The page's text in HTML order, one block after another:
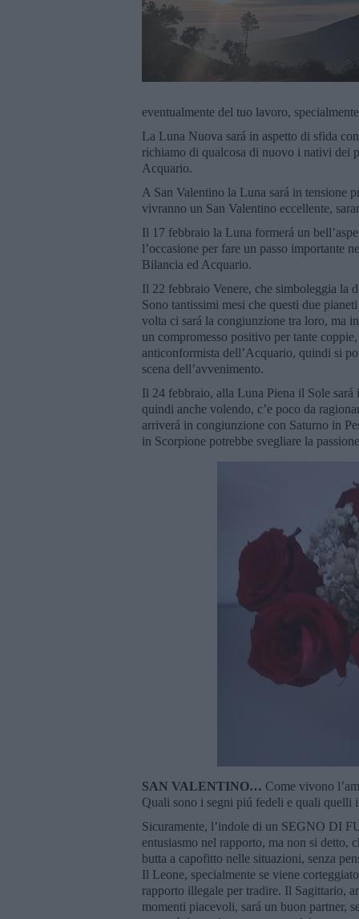
eventualmente del tuo lavoro,
La Luna Nuova sará in aspetto di sfida
richiamo di qualcosa di nuovo i nativi dei
Acquario.
A San Valentino la Luna sará in tensione
vivranno un San Valentino eccellente,
Il 17 febbraio la Luna formerá un
l’occasione per fare un passo importante
Bilancia ed Acquario.
Il 22 febbraio Venere, che simboleggia la
Sono tantissimi mesi che questi due
volta ci sará la congiunzione tra loro, ma
un compromesso positivo per tante
anticonformista dell’Acquario, quindi si
scena dell’avvenimento.
Il 24 febbraio, alla Luna Piena il Sole
quindi anche volendo, c’e poco da
arriverá in congiunzione con Saturno in
in Scorpione potrebbe svegliare la
SAN VALENTINO… Come vivono
Quali sono i segni piú fedeli e quali quelli
Sicuramente, l’indole di un SEGNO DI
entusiasmo nel rapporto, ma non si detto,
butta a capofitto nelle situazioni, senza
Il Leone, specialmente se viene
rapporto illegale per tradire. Il Sagittario,
momenti piacevoli, sará un buon partner,